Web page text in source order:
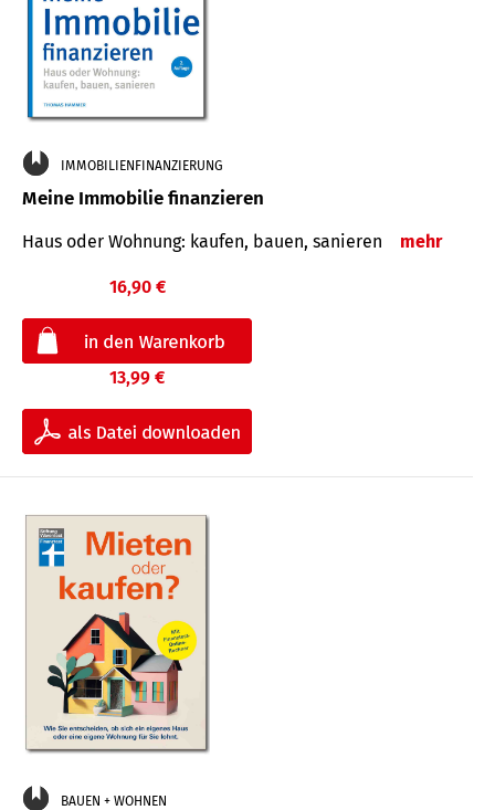
IMMOBILIENFINANZIERUNG
Meine Immobilie finanzieren
Haus oder Wohnung: kaufen, bauen, sanieren mehr
16,90 €
13,99 €
BAUEN + WOHNEN